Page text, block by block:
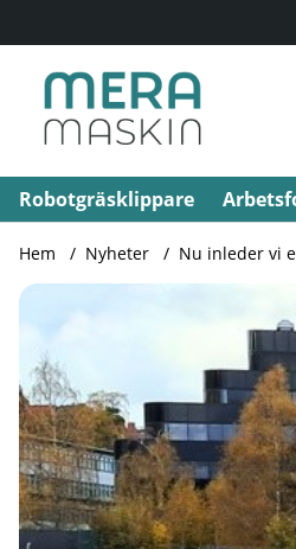
Robotgräsklippare
Hem Nyheter Nu inleder vi